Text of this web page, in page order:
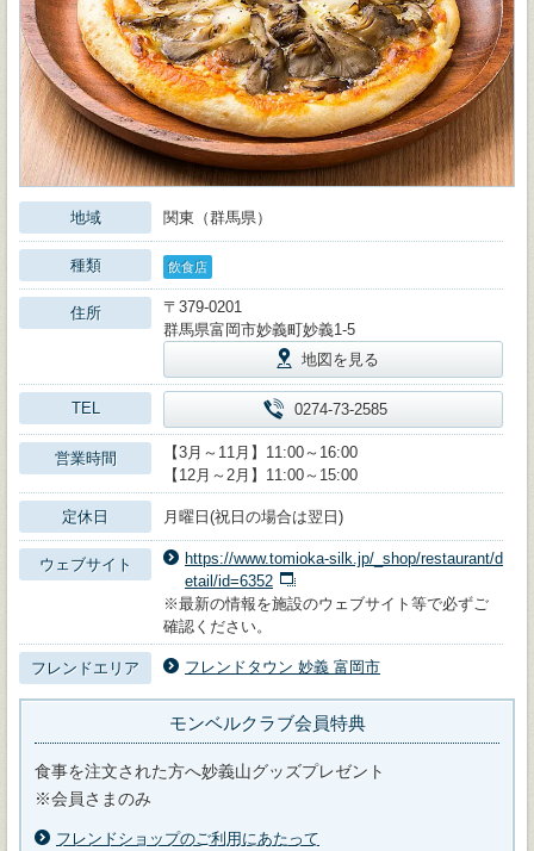
地域 関東（群馬県）
種類 飲食店
住所
〒379-0201
群馬県富岡市妙義町妙義1-5
地図を見る
TEL 0274-73-2585
営業時間
【3月～11月】11:00～16:00
【12月～2月】11:00～15:00
定休日 月曜日(祝日の場合は翌日)
ウェブサイト
https://www.tomioka-silk.jp/_shop/restaurant/d
etail/id=6352
※最新の情報を施設のウェブサイト等で必ずご
確認ください。
フレンドエリア フレンドタウン 妙義 富岡市
モンベルクラブ会員特典
食事を注文された方へ妙義山グッズプレゼント
※会員さまのみ
フレンドショップのご利用にあたって